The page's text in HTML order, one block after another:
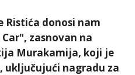
Ristića donosi nam
zasnovan na
Murakamija, koji je
uključujući nagradu za